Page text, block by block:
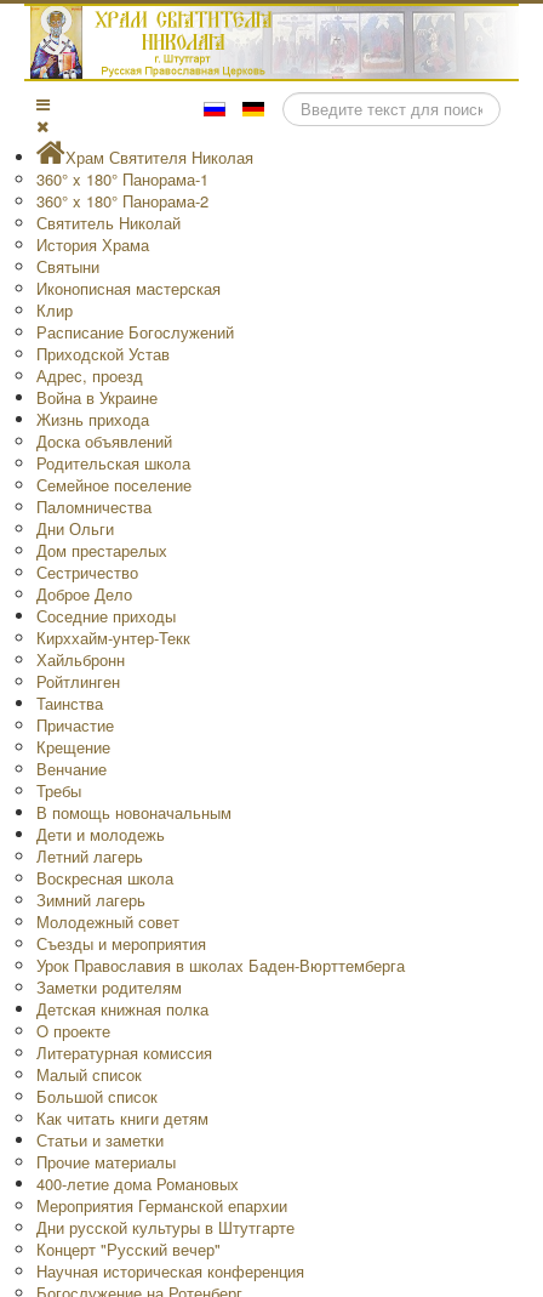
Поиск
Храм Святителя Николая
360° x 180° Панорама-1
360° x 180° Панорама-2
Святитель Николай
История Храма
Святыни
Иконописная мастерская
Клир
Расписание Богослужений
Приходской Устав
Адрес, проезд
Война в Украине
Жизнь прихода
Доска объявлений
Родительская школа
Семейное поселение
Паломничества
Дни Ольги
Дом престарелых
Сестричество
Доброе Дело
Соседние приходы
Кирххайм-унтер-Текк
Хайльбронн
Ройтлинген
Таинства
Причастие
Крещение
Венчание
Требы
В помощь новоначальным
Дети и молодежь
Летний лагерь
Воскресная школа
Зимний лагерь
Молодежный совет
Съезды и мероприятия
Урок Православия в школах Баден-Вюрттемберга
Заметки родителям
Детская книжная полка
O проекте
Литературная комиссия
Малый список
Большой список
Как читать книги детям
Статьи и заметки
Прочие материалы
400-летие дома Романовых
Мероприятия Германской епархии
Дни русской культуры в Штутгарте
Концерт "Русский вечер"
Научная историческая конференция